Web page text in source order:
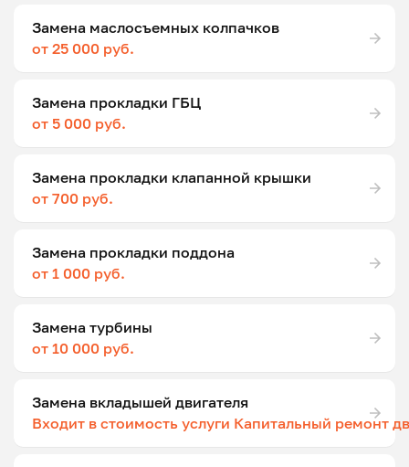
Замена маслосъемных колпачков
от 25 000 руб.
Замена прокладки ГБЦ
от 5 000 руб.
Замена прокладки клапанной крышки
от 700 руб.
Замена прокладки поддона
от 1 000 руб.
Замена турбины
от 10 000 руб.
Замена вкладышей двигателя
Входит в стоимость услуги Капитальный ремонт